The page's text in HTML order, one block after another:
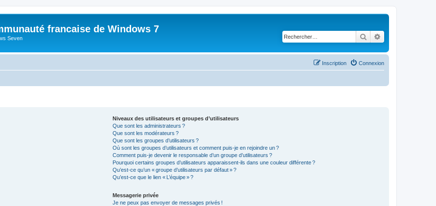
francaise de Windows 7
Seven Rechercher
Connexion
Inscription
Niveaux des utilisateurs et groupes d’utilisateurs
Que sont les administrateurs ?
Que sont les modérateurs ?
Que sont les groupes d’utilisateurs ?
Où sont les groupes d’utilisateurs et comment puis-je en rejoindre un ?
Comment puis-je devenir le responsable d’un groupe d’utilisateurs ?
Pourquoi certains groupes d’utilisateurs apparaissent-ils dans une couleur différente ?
Qu’est-ce qu’un « groupe d’utilisateurs par défaut » ?
Qu’est-ce que le lien « L’équipe » ?
Messagerie privée
Je ne peux pas envoyer de messages privés !